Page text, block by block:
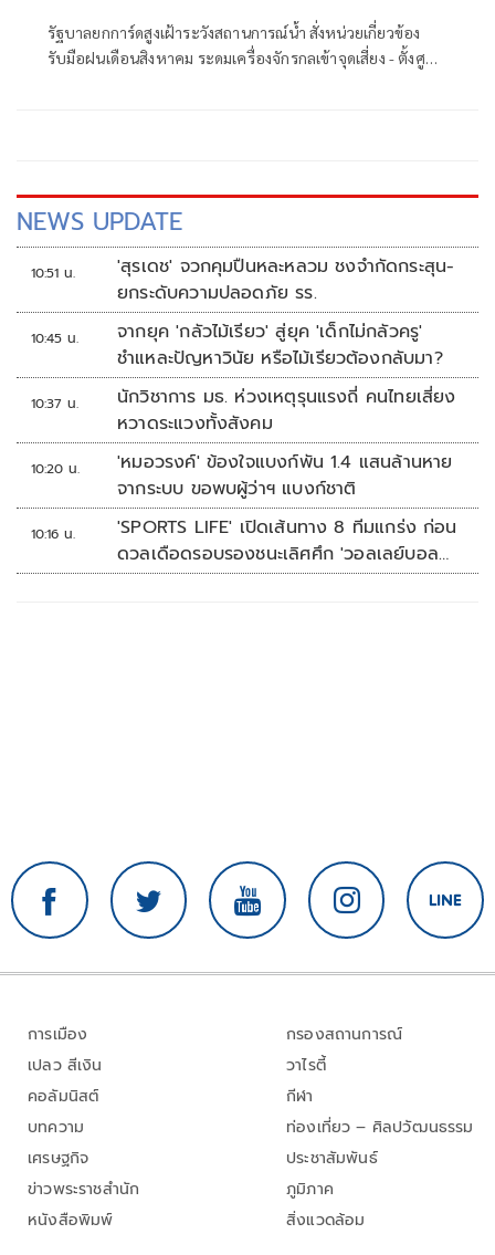
รัฐบาลยกการ์ดสูงเฝ้าระวังสถานการณ์น้ำ สั่งหน่วยเกี่ยวข้อง
รับมือฝนเดือนสิงหาคม ระดมเครื่องจักรกลเข้าจุดเสี่ยง - ตั้งศูนย์
NEWS UPDATE
10:51 น.
'สุรเดช' จวกคุมปืนหละหลวม ชงจำกัดกระสุน-
ยกระดับความปลอดภัย รร.
10:45 น.
จากยุค 'กลัวไม้เรียว' สู่ยุค 'เด็กไม่กลัวครู'
ชำแหละปัญหาวินัย หรือไม้เรียวต้องกลับมา?
10:37 น.
นักวิชาการ มธ. ห่วงเหตุรุนแรงถี่ คนไทยเสี่ยง
หวาดระแวงทั้งสังคม
10:20 น.
'หมอวรงค์' ข้องใจแบงก์พัน 1.4 แสนล้านหาย
จากระบบ ขอพบผู้ว่าฯ แบงก์ชาติ
10:16 น.
'SPORTS LIFE' เปิดเส้นทาง 8 ทีมแกร่ง ก่อน
ดวลเดือดรอบรองชนะเลิศศึก 'วอลเลย์บอล
นักเรียน แชมป์กีฬา 7HD 2026'
การเมือง
เปลว สีเงิน
คอลัมนิสต์
บทความ
เศรษฐกิจ
ข่าวพระราชสำนัก
หนังสือพิมพ์
กรองสถานการณ์
วาไรตี้
กีฬา
ท่องเที่ยว – ศิลปวัฒนธรรม
ประชาสัมพันธ์
ภูมิภาค
สิ่งแวดล้อม